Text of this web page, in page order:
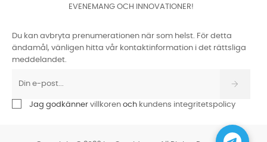
EVENEMANG OCH INNOVATIONER!
Du kan avbryta prenumerationen när som helst. För detta
ändamål, vänligen hitta vår kontaktinformation i det rättsliga
meddelandet.
Jag godkänner villkoren och kundens integritetspolicy